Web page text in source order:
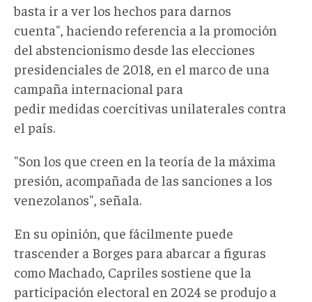
basta ir a ver los hechos para darnos
cuenta", haciendo referencia a la promoción
del abstencionismo desde las elecciones
presidenciales de 2018, en el marco de una
campaña internacional para
pedir medidas coercitivas unilaterales contra
el país.
"Son los que creen en la teoría de la máxima
presión, acompañada de las sanciones a los
venezolanos", señala.
En su opinión, que fácilmente puede
trascender a Borges para abarcar a figuras
como Machado, Capriles sostiene que la
participación electoral en 2024 se produjo a